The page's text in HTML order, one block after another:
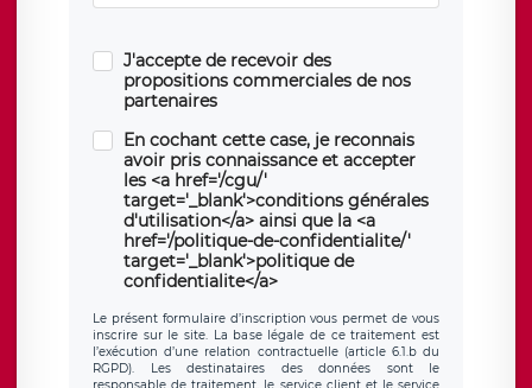
J'accepte de recevoir des
propositions commerciales de nos
partenaires
En cochant cette case, je reconnais
avoir pris connaissance et accepter
les <a href='/cgu/'
target='_blank'>conditions générales
d'utilisation</a> ainsi que la <a
href='/politique-de-confidentialite/'
target='_blank'>politique de
confidentialite</a>
Le présent formulaire d’inscription vous permet de vous
inscrire sur le site. La base légale de ce traitement est
l’exécution d’une relation contractuelle (article 6.1.b du
RGPD). Les destinataires des données sont le
responsable de traitement, le service client et le service